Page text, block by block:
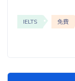
IELTS 免費